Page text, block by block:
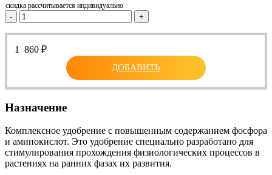
скидка рассчитывается индивидуально
- +
1 860 ₽
ДОБАВИТЬ
Назначение
Комплексное удобрение с повышенным содержанием фосфора
и аминокислот. Это удобрение специально разработано для
стимулирования прохождения физиологических процессов в
растениях на ранних фазах их развития.